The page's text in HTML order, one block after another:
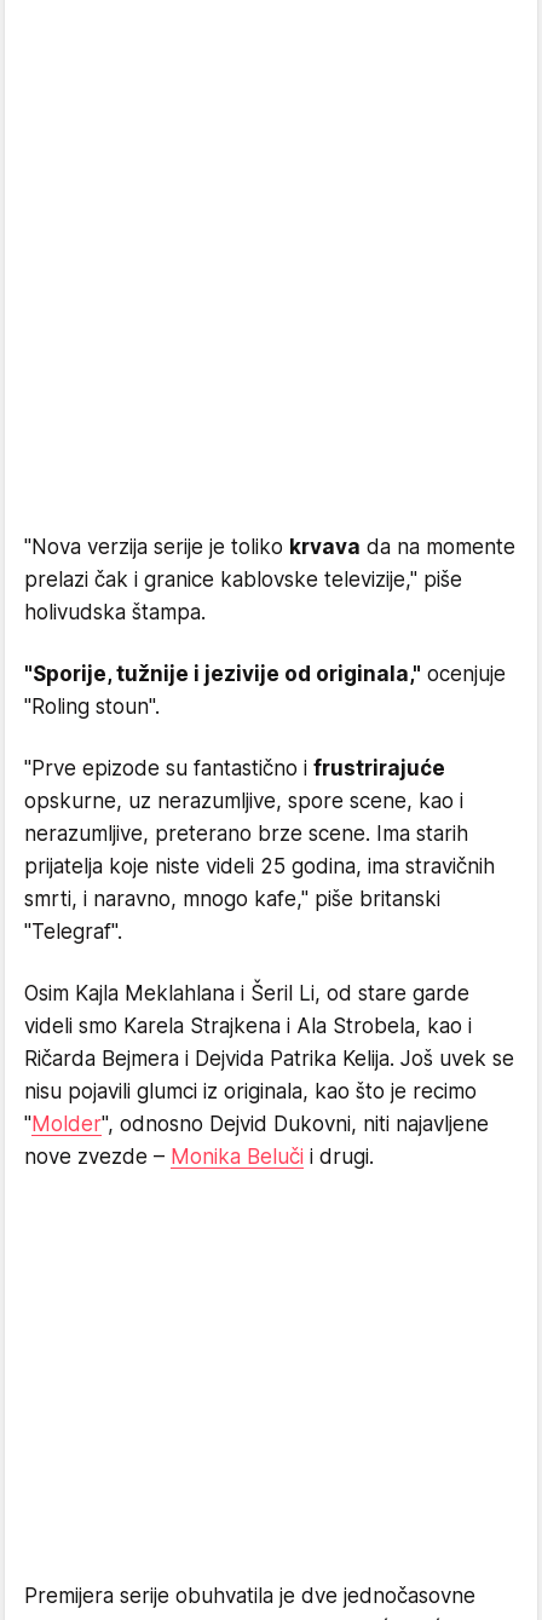
"Nova verzija serije je toliko krvava da na momente
prelazi čak i granice kablovske televizije," piše
holivudska štampa.
"Sporije, tužnije i jezivije od originala," ocenjuje
"Roling stoun".
"Prve epizode su fantastično i frustrirajuće
opskurne, uz nerazumljive, spore scene, kao i
nerazumljive, preterano brze scene. Ima starih
prijatelja koje niste videli 25 godina, ima stravičnih
smrti, i naravno, mnogo kafe," piše britanski
"Telegraf".
Osim Kajla Meklahlana i Šeril Li, od stare garde
videli smo Karela Strajkena i Ala Strobela, kao i
Ričarda Bejmera i Dejvida Patrika Kelija. Još uvek se
nisu pojavili glumci iz originala, kao što je recimo
"Molder", odnosno Dejvid Dukovni, niti najavljene
nove zvezde – Monika Beluči i drugi.
Premijera serije obuhvatila je dve jednočasovne